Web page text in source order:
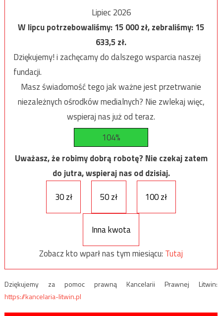
Lipiec 2026
W lipcu potrzebowaliśmy:15 000zł, zebraliśmy:15
633,5zł.
Dziękujemy! i zachęcamy do dalszego wsparcia naszej
fundacji.
Masz świadomość tego jak ważne jest przetrwanie
niezależnych ośrodków medialnych? Nie zwlekaj więc,
wspieraj nas już od teraz.
104%
Uważasz, że robimy dobrą robotę? Nie czekaj zatem
do jutra, wspieraj nas od dzisiaj.
30 zł
50 zł 100 zł
Inna kwota
Zobacz kto wparł nas tym miesiącu: Tutaj
Dziękujemy za pomoc prawną Kancelarii Prawnej Litwin:
https://kancelaria-litwin.pl